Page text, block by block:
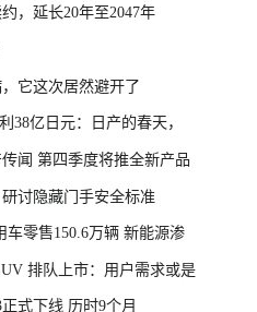
，延长20年至2047年
它这次居然避开了
38亿日元：日产的春天，
闻 第四季度将推全新产品
讨隐藏门手安全标准
车零售150.6万辆 新能源渗
排队上市：用户需求或是
式下线 历时9个月